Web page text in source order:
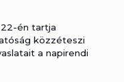
én tartja
közzéteszi
a napirendi